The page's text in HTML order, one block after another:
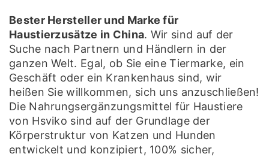
Bester Hersteller und Marke für
Haustierzusätze in China. Wir sind auf der
Suche nach Partnern und Händlern in der
ganzen Welt. Egal, ob Sie eine Tiermarke, ein
Geschäft oder ein Krankenhaus sind, wir
heißen Sie willkommen, sich uns anzuschließen!
Die Nahrungsergänzungsmittel für Haustiere
von Hsviko sind auf der Grundlage der
Körperstruktur von Katzen und Hunden
entwickelt und konzipiert, 100% sicher,